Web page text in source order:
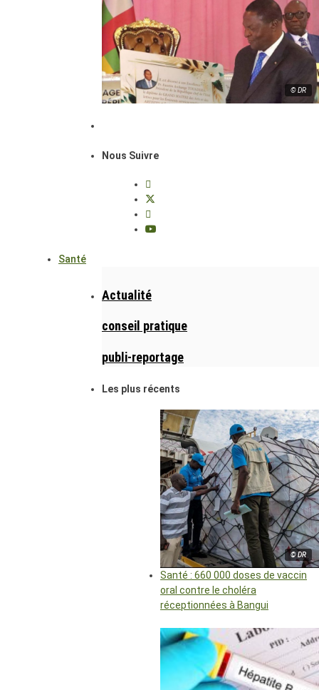
© DR
Nous Suivre
Santé
Actualité
conseil pratique
publi-reportage
Les plus récents
© DR
Santé : 660 000 doses de vaccin
oral contre le choléra
réceptionnées à Bangui